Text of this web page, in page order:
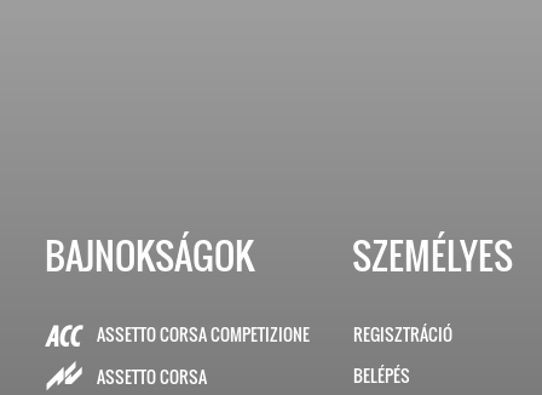
BAJNOKSÁGOK
ASSETTO CORSA COMPETIZIONE
ASSETTO CORSA
SZEMÉLYES
REGISZTRÁCIÓ
BELÉPÉS